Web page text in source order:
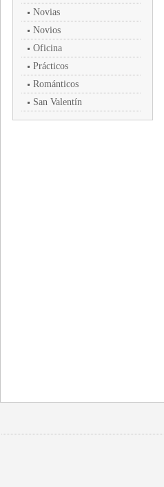
Novias
Novios
Oficina
Prácticos
Románticos
San Valentín